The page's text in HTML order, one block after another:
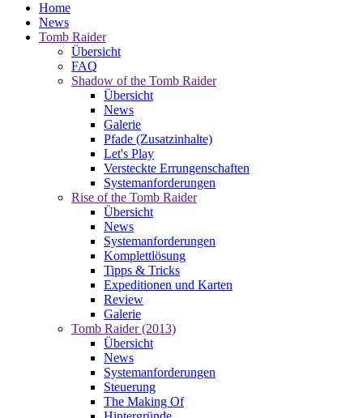
Home
News
Tomb Raider
Übersicht
FAQ
Shadow of the Tomb Raider
Übersicht
News
Galerie
Pfade (Zusatzinhalte)
Let's Play
Versteckte Errungenschaften
Systemanforderungen
Rise of the Tomb Raider
Übersicht
News
Systemanforderungen
Komplettlösung
Tipps & Tricks
Expeditionen und Karten
Review
Galerie
Tomb Raider (2013)
Übersicht
News
Systemanforderungen
Steuerung
The Making Of